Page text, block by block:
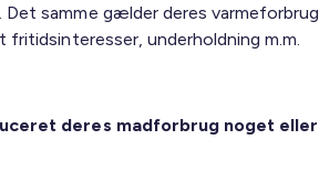
samme gælder deres varmeforbrug
fritidsinteresser, underholdning m.m.
deres madforbrug noget eller